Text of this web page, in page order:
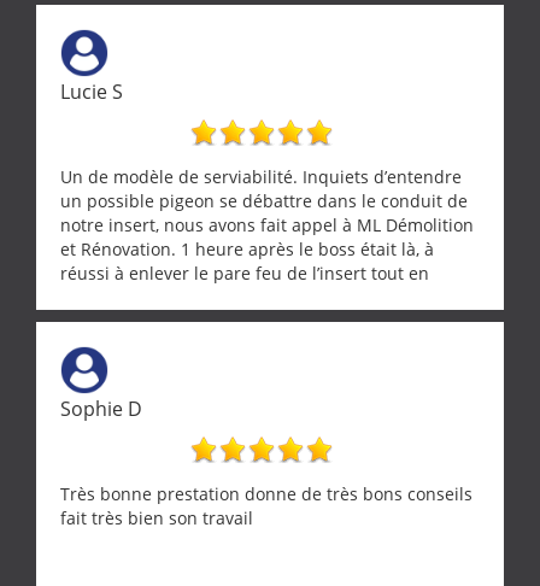
Lucie S
Un de modèle de serviabilité. Inquiets d’entendre
un possible pigeon se débattre dans le conduit de
notre insert, nous avons fait appel à ML Démolition
et Rénovation. 1 heure après le boss était là, à
réussi à enlever le pare feu de l’insert tout en
tourterelle et s’est ensuite patiemment occupé de
l’oiseau jusqu’à ce qu’il reprenne ses esprits et
puisse s’envoler. Après quoi il a procédé au
ramonage de notre insert avec dextérité et une
grande propreté, nous gratifiant également de
nombreux conseils concernant d’autres sujets. Un
entrepreneur comme on souhaite en rencontrer.
Encore un grand merci à lui.
Sophie D
Très bonne prestation donne de très bons conseils
fait très bien son travail